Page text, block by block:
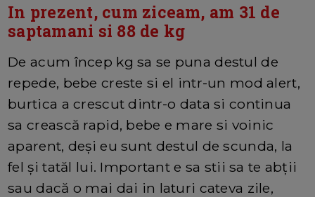
In prezent, cum ziceam, am 31 de
saptamani si 88 de kg
De acum încep kg sa se puna destul de
repede, bebe creste si el intr-un mod alert,
burtica a crescut dintr-o data si continua
sa crească rapid, bebe e mare si voinic
aparent, deși eu sunt destul de scunda, la
fel și tatăl lui. Important e sa stii sa te abții
sau dacă o mai dai in laturi cateva zile,